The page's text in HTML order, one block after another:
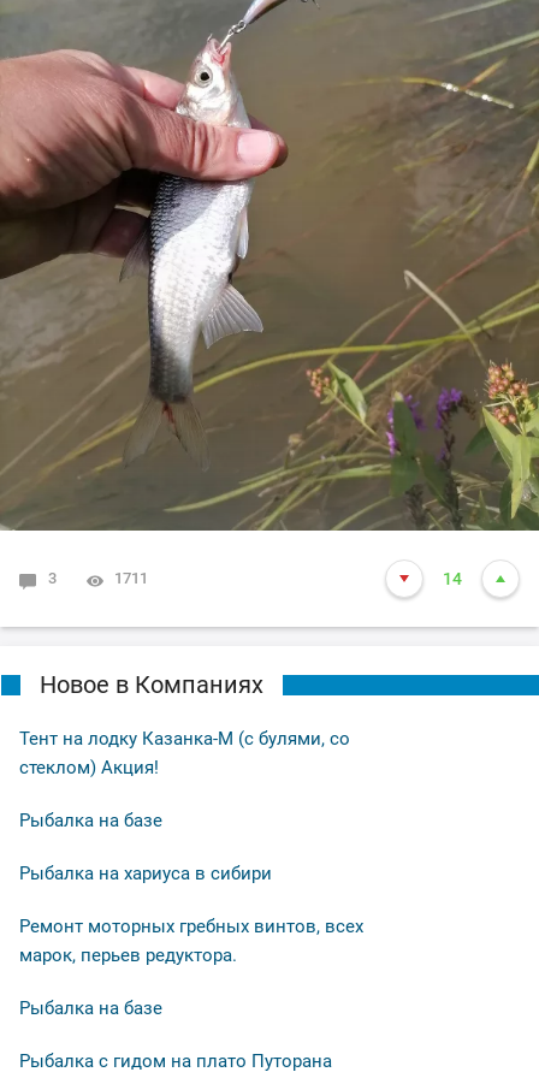
3 1711 14
Новое в Компаниях
Тент на лодку Казанка-М (с булями, со
стеклом) Акция!
Рыбалка на базе
Рыбалка на хариуса в сибири
Ремонт моторных гребных винтов, всех
марок, перьев редуктора.
Рыбалка на базе
Рыбалка с гидом на плато Путорана